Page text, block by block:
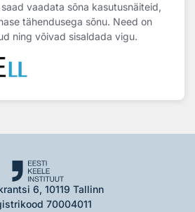
vaadata sõna kasutusnäiteid,
tähendusega sõnu. Need on
ning võivad sisaldada vigu.
6, 10119 Tallinn
70004011